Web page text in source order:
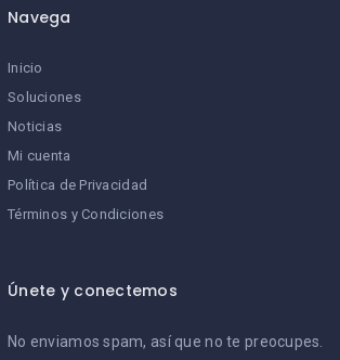
Navega
Inicio
Soluciones
Noticias
Mi cuenta
Política de Privacidad
Términos y Condiciones
Únete y conectemos
No enviamos spam, así que no te preocupes.